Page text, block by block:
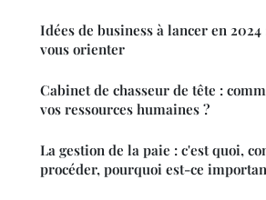
Idées de business à lancer en
vous orienter
Cabinet de chasseur de tête :
vos ressources humaines ?
La gestion de la paie : c'est quoi,
procéder, pourquoi est-ce